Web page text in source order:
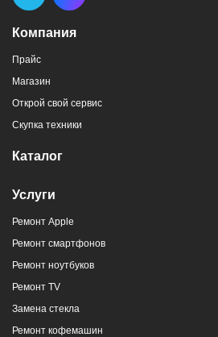
Компания
Прайс
Магазин
Открой свой сервис
Скупка техники
Каталог
Услуги
Ремонт Apple
Ремонт смартфонов
Ремонт ноутбуков
Ремонт TV
Замена стекла
Ремонт кофемашин